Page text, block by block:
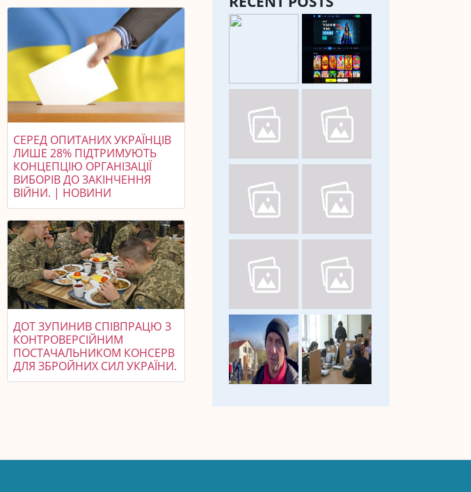
СЕРЕД ОПИТАНИХ УКРАЇНЦІВ
ЛИШЕ 28% ПІДТРИМУЮТЬ
КОНЦЕПЦІЮ ОРГАНІЗАЦІЇ
ВИБОРІВ ДО ЗАКІНЧЕННЯ
ВІЙНИ. | НОВИНИ
ДОТ ЗУПИНИВ СПІВПРАЦЮ З
КОНТРОВЕРСІЙНИМ
ПОСТАЧАЛЬНИКОМ КОНСЕРВ
ДЛЯ ЗБРОЙНИХ СИЛ УКРАЇНИ.